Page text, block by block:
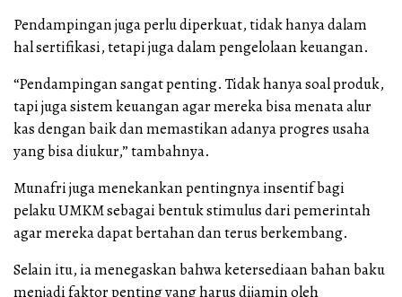
Pendampingan juga perlu diperkuat, tidak hanya dalam
hal sertifikasi, tetapi juga dalam pengelolaan keuangan.
“Pendampingan sangat penting. Tidak hanya soal produk,
tapi juga sistem keuangan agar mereka bisa menata alur
kas dengan baik dan memastikan adanya progres usaha
yang bisa diukur,” tambahnya.
Munafri juga menekankan pentingnya insentif bagi
pelaku UMKM sebagai bentuk stimulus dari pemerintah
agar mereka dapat bertahan dan terus berkembang.
Selain itu, ia menegaskan bahwa ketersediaan bahan baku
menjadi faktor penting yang harus dijamin oleh